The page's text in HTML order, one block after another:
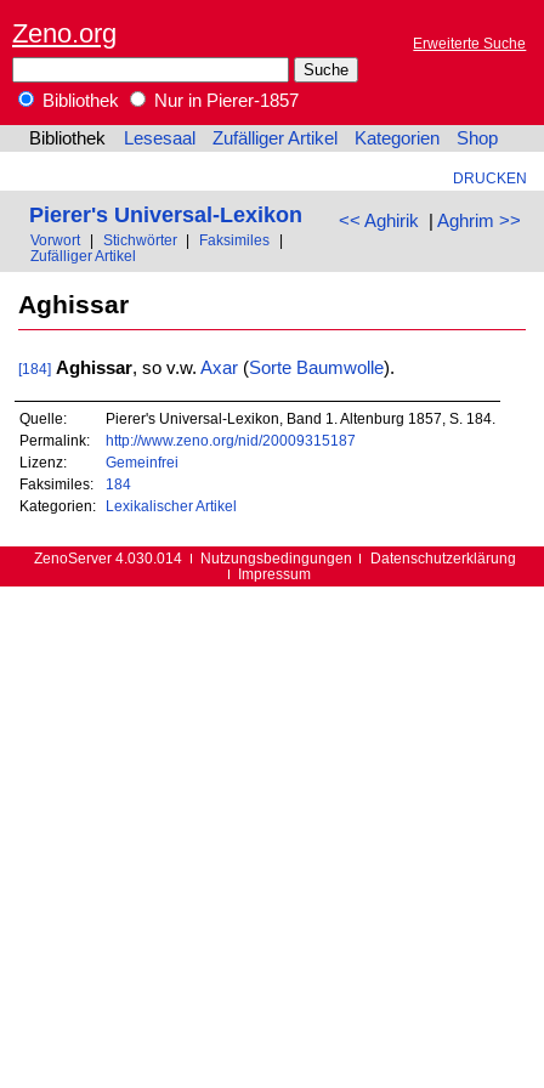
Zeno.org Erweiterte Suche
Bibliothek
Nur in Pierer-1857
Bibliothek
Lesesaal Zufälliger Artikel Kategorien Shop
DRUCKEN
<< Aghirik | Aghrim >>
Pierer's Universal-Lexikon
Vorwort Stichwörter Faksimiles
Zufälliger Artikel
Aghissar
[184] Aghissar, so v.w. Axar(Sorte Baumwolle).
Quelle:
Pierer's Universal-Lexikon, Band 1. Altenburg 1857, S. 184.
Permalink:
http://www.zeno.org/nid/20009315187
Lizenz:
Gemeinfrei
Faksimiles:
184
Kategorien:
Lexikalischer Artikel
ZenoServer 4.030.014 Nutzungsbedingungen
Datenschutzerklärung
Impressum